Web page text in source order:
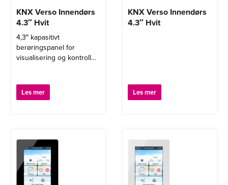
KNX Verso Innendørs
4.3″ Hvit
4,3″ kapasitivt
berøringspanel for
visualisering og kontroll
for fjernkontroll fra
smarttelefoner og
kan monteres stående
eller liggende.
Les mer
KNX Verso Innendørs
4.3″ Hvit
Les mer